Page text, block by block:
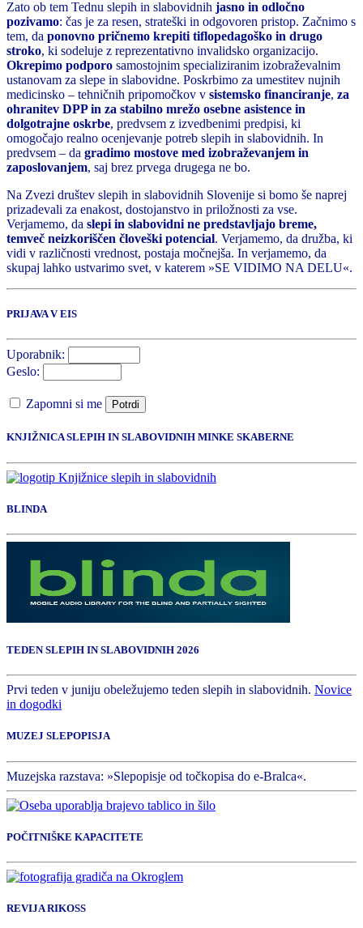
Zato ob tem Tednu slepih in slabovidnih jasno in odločno
pozivamo: čas je za resen, strateški in odgovoren pristop. Začnimo s
tem, da ponovno pričnemo krepiti tiflopedagoško in drugo
stroko, ki sodeluje z reprezentativno invalidsko organizacijo.
Okrepimo podporo samostojnim specializiranim izobraževalnim
ustanovam za slepe in slabovidne. Poskrbimo za umestitev nujnih
medicinsko – tehničnih pripomočkov v sistemsko financiranje, za
ohranitev DPP in za stabilno mrežo osebne asistence in
dolgotrajne oskrbe, predvsem z izvedbenimi predpisi, ki
omogočajo realno ocenjevanje potreb slepih in slabovidnih. In
predvsem – da gradimo mostove med izobraževanjem in
zaposlovanjem, saj brez prvega drugega ne bo.
Na Zvezi društev slepih in slabovidnih Slovenije si bomo še naprej
prizadevali za enakost, dostojanstvo in priložnosti za vse.
Verjamemo, da slepi in slabovidni ne predstavljajo breme,
temveč neizkoriščen človeški potencial. Verjamemo, da družba, ki
vidi v različnosti vrednost, postaja močnejša. In verjamemo, da
skupaj lahko ustvarimo svet, v katerem »SE VIDIMO NA DELU«.
PRIJAVA V EIS
Uporabnik:
Geslo:
Zapomni si me Potrdi
KNJIŽNICA SLEPIH IN SLABOVIDNIH MINKE SKABERNE
BLINDA
TEDEN SLEPIH IN SLABOVIDNIH 2026
Prvi teden v juniju obeležujemo teden slepih in slabovidnih. Novice
in dogodki
MUZEJ SLEPOPISJA
Muzejska razstava: »Slepopisje od točkopisa do e-Bralca«.
POČITNIŠKE KAPACITETE
REVIJA RIKOSS